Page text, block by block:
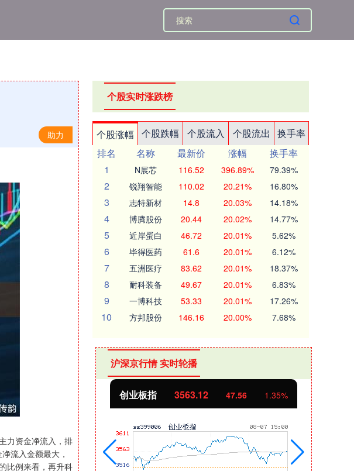
助力
力资金净流入，排
流入金额最大，
比例来看，再升科
个股实时涨跌榜
个股涨幅 个股跌幅 个股流入 个股流出
换手率
排名
名称 最新价 涨幅
换手率
1
N展芯 116.52 396.89% 79.39%
2 锐翔智能 110.02 20.21% 16.80%
3 志特新材 14.8 20.03% 14.18%
4 博腾股份 20.44 20.02% 14.77%
5 近岸蛋白 46.72 20.01% 5.62%
6 毕得医药 61.6 20.01% 6.12%
7 五洲医疗 83.62 20.01% 18.37%
8 耐科装备 49.67 20.01% 6.83%
9 一博科技 53.33 20.01% 17.26%
10 方邦股份 146.16 20.00% 7.68%
沪深京行情 实时轮播
创业板指 3563.12 47.56 1.35%